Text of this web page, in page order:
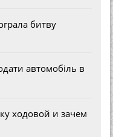
битву
автомобіль в
ходовой и зачем